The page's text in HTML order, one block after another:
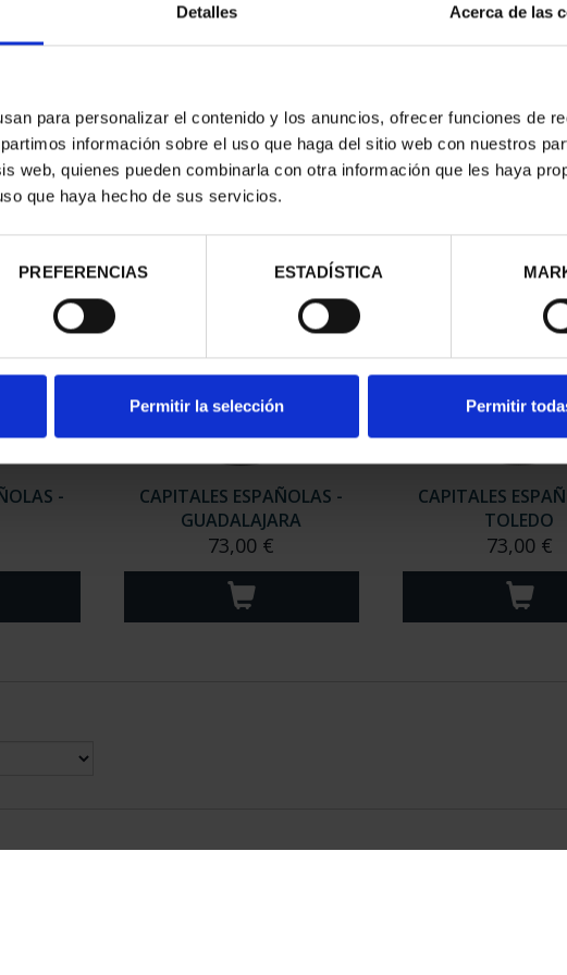
Detalles Acerca de las
para personalizar el contenido y los anuncios, ofrecer funciones de
información sobre el uso que haga del sitio web con nuestros
web, quienes pueden combinarla con otra información que les haya
que haya hecho de sus servicios.
PREFERENCIAS ESTADÍSTICA
Permitir la selección Permitir
-
CAPITALES ESPAÑOLAS -
GUADALAJARA
73,00 €
CAPITALES
TOLEDO
73,00 €